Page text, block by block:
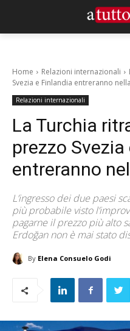
Home Relazioni internazionali
Svezia e Finlandia entreranno
Relazioni internazionali
La Turchia
prezzo
entreranno
L’ingresso dei due paesi
più probabile visto
pagarne il prezzo più alto
Erdoğan non è mai stato
By Elena Consuelo Godi